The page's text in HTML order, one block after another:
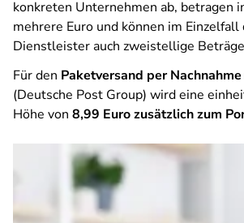
konkreten Unternehmen ab, betragen
mehrere Euro und können im Einzelfall
Dienstleister auch zweistellige
Für den Paketversand per
(Deutsche Post Group) wird eine
Höhe von 8,99 Euro zusätzlich zum